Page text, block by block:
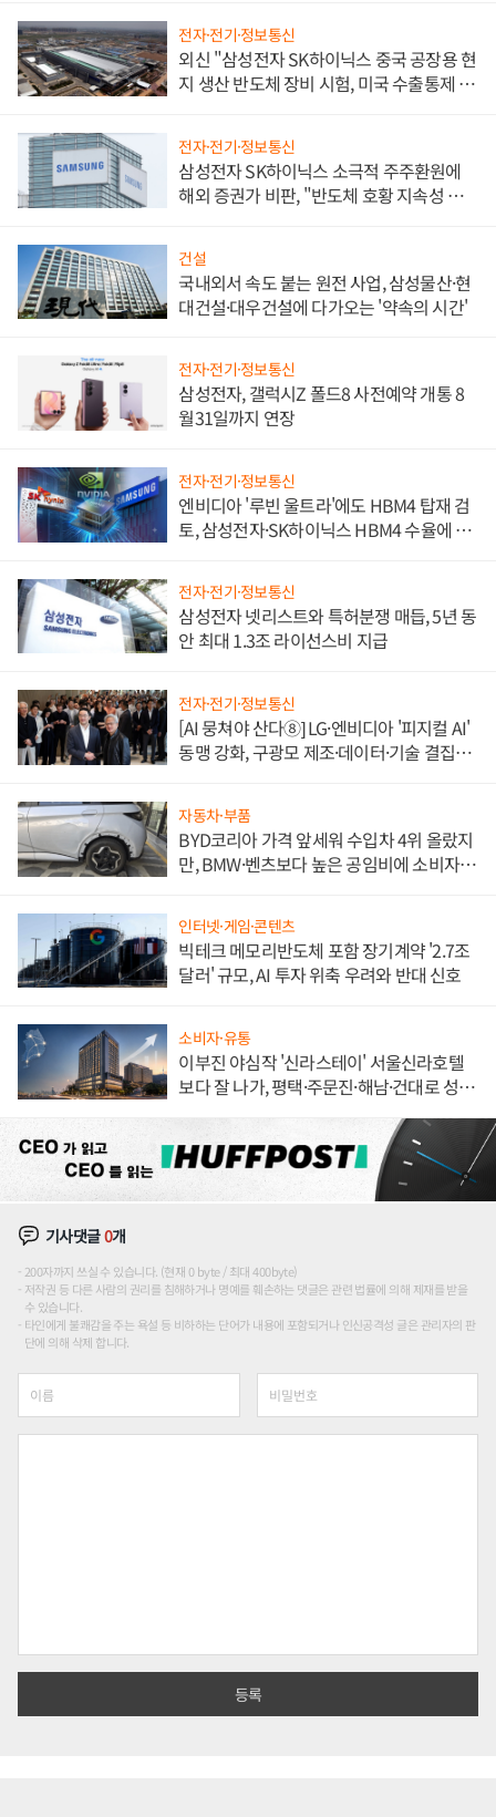
전자·전기·정보통신
외신 "삼성전자 SK하이닉스 중국 공장용 현
지 생산 반도체 장비 시험, 미국 수출통제 대
전자·전기·정보통신
삼성전자 SK하이닉스 소극적 주주환원에
해외 증권가 비판, "반도체 호황 지속성 의
건설
국내외서 속도 붙는 원전 사업, 삼성물산·현
대건설·대우건설에 다가오는 '약속의 시간'
전자·전기·정보통신
삼성전자, 갤럭시Z 폴드8 사전예약 개통 8
월31일까지 연장
전자·전기·정보통신
엔비디아 '루빈 울트라'에도 HBM4 탑재 검
토, 삼성전자·SK하이닉스 HBM4 수율에 주
전자·전기·정보통신
삼성전자 넷리스트와 특허분쟁 매듭, 5년 동
안 최대 1.3조 라이선스비 지급
전자·전기·정보통신
[AI 뭉쳐야 산다⑧] LG·엔비디아 '피지컬 AI'
동맹 강화, 구광모 제조·데이터·기술 결집
자동차·부품
BYD코리아 가격 앞세워 수입차 4위 올랐지
만, BMW·벤츠보다 높은 공임비에 소비자
인터넷·게임·콘텐츠
빅테크 메모리반도체 포함 장기계약 '2.7조
달러' 규모, AI 투자 위축 우려와 반대 신호
소비자·유통
이부진 야심작 '신라스테이' 서울신라호텔
보다 잘 나가, 평택·주문진·해남·건대로 성
기사댓글0개
200자까지 쓰실 수 있습니다. (현재 0 byte / 최대 400byte)
저작권 등 다른 사람의 권리를 침해하거나 명예를 훼손하는 댓글은 관련 법률에 의해 제재를 받을
수 있습니다.
타인에게 불쾌감을 주는 욕설 등 비하하는 단어가 내용에 포함되거나 인신공격성 글은 관리자의 판
단에 의해 삭제 합니다.